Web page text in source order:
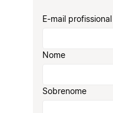
E-mail profissional
Nome
Sobrenome